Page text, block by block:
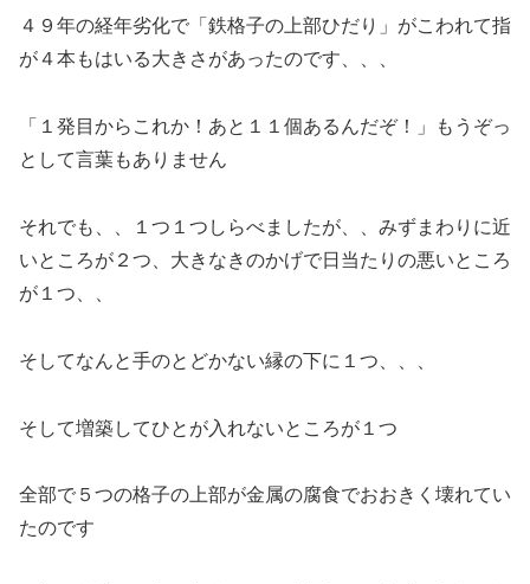
４９年の経年劣化で「鉄格子の上部ひだり」がこわれて指
が４本もはいる大きさがあったのです、、、
「１発目からこれか！あと１１個あるんだぞ！」もうぞっ
として言葉もありません
それでも、、１つ１つしらべましたが、、みずまわりに近
いところが２つ、大きなきのかげで日当たりの悪いところ
が１つ、、
そしてなんと手のとどかない縁の下に１つ、、、
そして増築してひとが入れないところが１つ
全部で５つの格子の上部が金属の腐食でおおきく壊れてい
たのです